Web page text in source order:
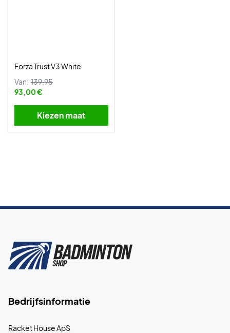
Forza Trust V3 White
Van: 139,95
93,00 €
Kiezen maat
Bedrijfsinformatie
Racket House ApS